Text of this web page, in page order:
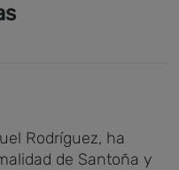
Rodríguez, ha
de Santoña y